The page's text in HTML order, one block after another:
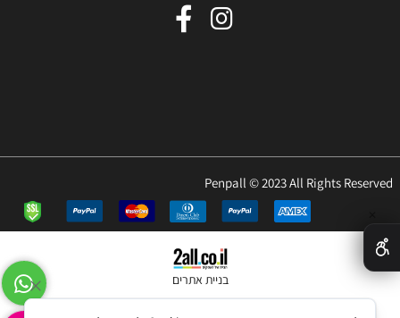
Penpall © 2023 All Rights Reserved
בניית אתרים